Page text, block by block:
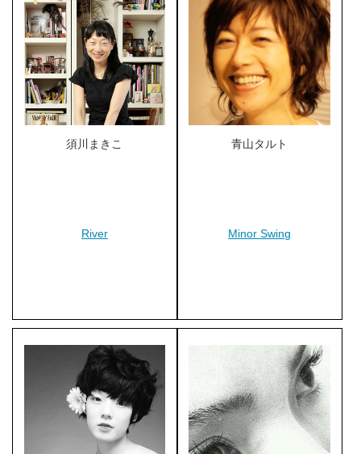
須川まきこ
River
青山タルト
Minor Swing